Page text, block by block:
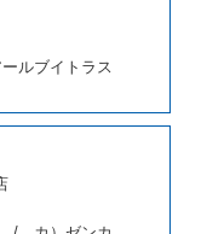
とします。な
された車種クラ
約した車種クラ
れた車種クラス
とします。
貸渡しの申入れ
るものとしま
とができない原
ルブイトラス